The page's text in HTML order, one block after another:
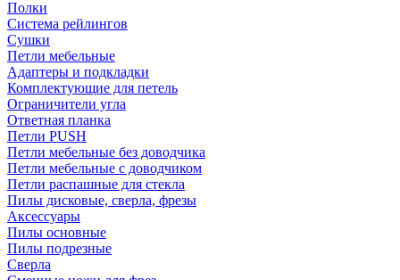
Полки
Система рейлингов
Сушки
Петли мебельные
Адаптеры и подкладки
Комплектующие для петель
Ограничители угла
Ответная планка
Петли PUSH
Петли мебельные без доводчика
Петли мебельные с доводчиком
Петли распашные для стекла
Пилы дисковые, сверла, фрезы
Аксессуары
Пилы основные
Пилы подрезные
Сверла